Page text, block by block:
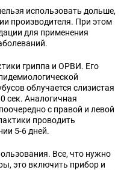
использовать дольше,
производителя. При этом
для применения
гриппа и ОРВИ. Его
облучается слизистая
сек. Аналогичная
с правой и левой
проводить
5-6 дней.
Все, что нужно
это включить прибор и